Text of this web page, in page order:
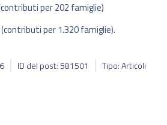
per 202 famiglie)
per 1.320 famiglie).
ID del post: 581501 Tipo: Articoli